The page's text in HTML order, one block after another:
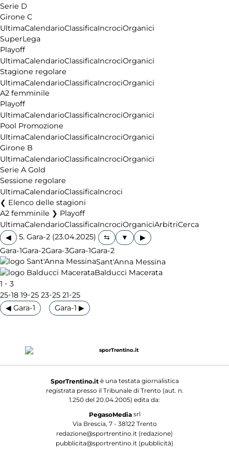
Serie D
Girone C
UltimaCalendarioClassificaIncrociOrganici
SuperLega
Playoff
UltimaCalendarioClassificaIncrociOrganici
Stagione regolare
UltimaCalendarioClassificaIncrociOrganici
A2 femminile
Playoff
UltimaCalendarioClassificaIncrociOrganici
Pool Promozione
UltimaCalendarioClassificaIncrociOrganici
Girone B
UltimaCalendarioClassificaIncrociOrganici
Serie A Gold
Sessione regolare
UltimaCalendarioClassificaIncroci
Elenco delle stagioni
A2 femminile ❯ Playoff
UltimaCalendarioClassificaIncrociOrganiciArbitriCerca
◀
5. Gara-2 (23.04.2025)
▶
Gara-1Gara-2Gara-3Gara-1Gara-2
Sant'Anna Messina
Balducci Macerata
1 - 3
25-18 19-25 23-25 21-25
◀ Gara-1
Gara-1 ▶
SporTrentino.itè una testata giornalistica
registrata presso il Tribunale di Trento (aut. n.
1.250 del 20.04.2005) edita da:
PegasoMediasrl
Via Brescia, 7 - 38122 Trento
redazione@sportrentino.it (redazione)
pubblicita@sportrentino.it (pubblicità)